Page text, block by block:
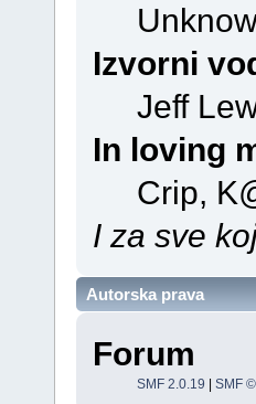
Izvorni
Jeff
In loving
Crip,
I za sve
Autorska prava
Forum
SMF 2.0.19 | SMF